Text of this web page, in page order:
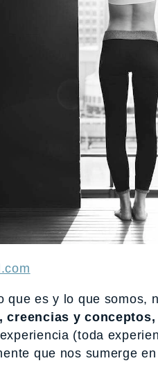
que es y lo que somos,
creencias y conceptos,
(toda
que nos sumerge